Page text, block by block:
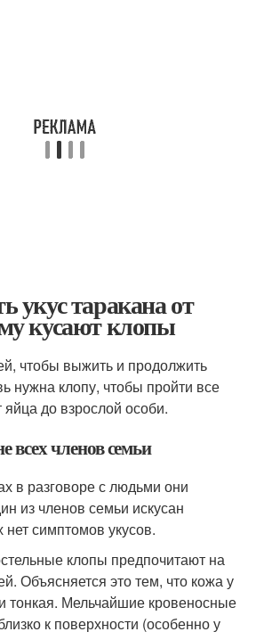
укус таракана от
кусают клопы
чтобы выжить и продолжить
нужна клопу, чтобы пройти все
яйца до взрослой особи.
всех членов семьи
в разговоре с людьми они
из членов семьи искусан
нет симптомов укусов.
клопы предпочитают на
Объясняется это тем, что кожа у
тонкая. Мельчайшие кровеносные
к поверхности (особенно у